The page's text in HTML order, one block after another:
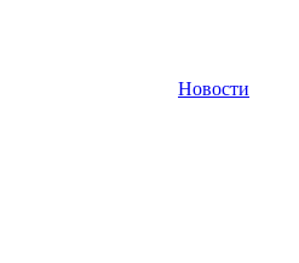
Новости